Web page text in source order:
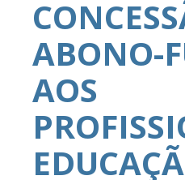
ABONO-
AOS